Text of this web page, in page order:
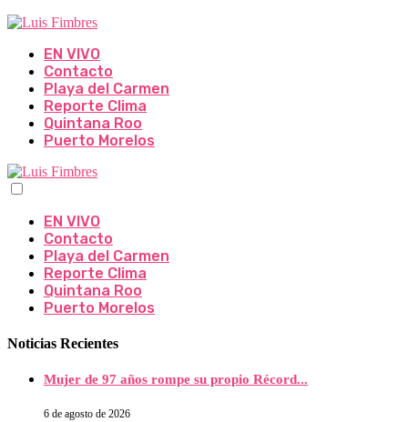
EN VIVO
Contacto
Playa del Carmen
Reporte Clima
Quintana Roo
Puerto Morelos
EN VIVO
Contacto
Playa del Carmen
Reporte Clima
Quintana Roo
Puerto Morelos
Noticias Recientes
Mujer de 97 años rompe su propio Récord...
6 de agosto de 2026